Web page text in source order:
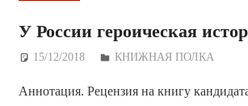
У России героическая
15/12/2018 Дежурный по Редакции
КНИЖНАЯ ПОЛКА
Аннотация. Рецензия на книгу